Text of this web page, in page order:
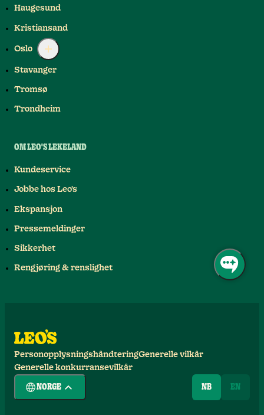
Haugesund
Kristiansand
Oslo
Stavanger
Tromsø
Trondheim
OM LEO'S LEKELAND
Kundeservice
Jobbe hos Leo's
Ekspansjon
Pressemeldinger
Sikkerhet
Rengjøring & renslighet
PersonopplysningshåndteringGenerelle vilkår
Generelle konkurransevilkår
NORGE NB EN